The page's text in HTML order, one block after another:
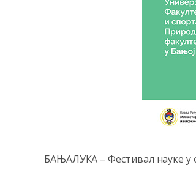
БАЊАЛУКА – Фестивал науке у